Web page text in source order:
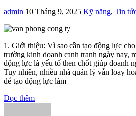
admin 10 Tháng 9, 2025 Kỹ năng, Tin
1. Giới thiệu: Vì sao cần tạo động lực
trường kinh doanh cạnh tranh ngày nay,
động lực là yếu tố then chốt giúp doanh
Tuy nhiên, nhiều nhà quản lý vẫn loay
để tạo động lực làm
Đọc thêm